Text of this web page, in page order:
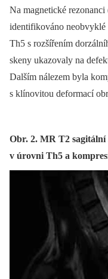
Na magnetické
identifikováno
Th5 s rozšířením
skeny ukazovaly na
Dalším nálezem byla
s klínovitou deformací
Obr. 2. MR T2 sagitální
v úrovni Th5 a